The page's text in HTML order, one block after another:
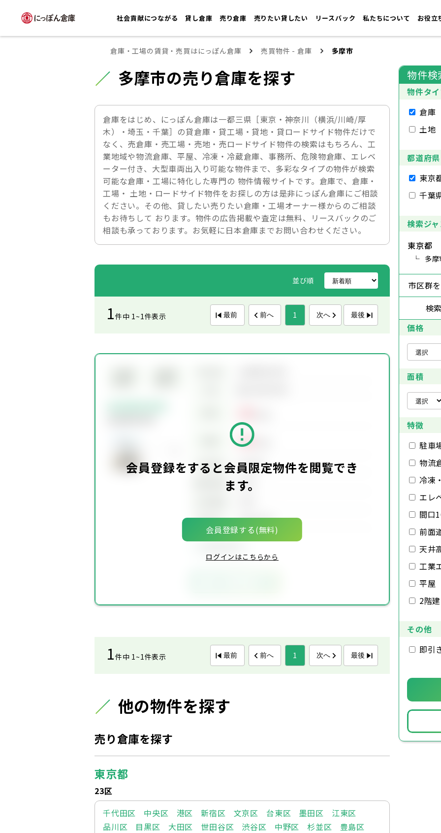
社会貢献につながる 貸し倉庫 売り倉庫 売りたい貸したい リースバック 私たちについて お役立
倉庫・工場の賃貸・売買はにっぽん倉庫 売買物件 - 倉庫 多摩市
多摩市の売り倉庫を探す
倉庫をはじめ、にっぽん倉庫は一都三県［東京・神奈川（横浜/川崎/厚
木）・埼玉・千葉］の貸倉庫・貸工場・貸地・貸ロードサイド物件だけで
なく、売倉庫・売工場・売地・売ロードサイド物件の検索はもちろん、工
業地域や物流倉庫、平屋、冷凍・冷蔵倉庫、事務所、危険物倉庫、エレベ
ーター付き、大型車両出入り可能な物件まで、多彩なタイプの物件が検索
可能な倉庫・工場に特化した専門の 物件情報サイトです。倉庫で、倉庫・
工場・ 土地・ロードサイド物件をお探しの方は是非にっぽん倉庫にご相談
ください。その他、貸したい売りたい倉庫・工場オーナー様からのご相談
もお待ちして おります。物件の広告掲載や査定は無料、リースバックのご
相談も承っております。お気軽に日本倉庫までお問い合わせください。
並び順
1件中 1~1件表示 最前 前へ 1 次へ 最後
会員登録をすると会員限定物件を閲覧でき
ます。
会員登録する(無料)
ログインはこちらから
00
坪単価
00万円
建物面積
00坪
築年月
00年00月
1件中 1~1件表示 最前 前へ 1 次へ 最後
他の物件を探す
売り倉庫を探す
東京都
23区
千代田区
中央区 港区 新宿区 文京区 台東区 墨田区
江東区
品川区
目黒区 大田区 世田谷区 渋谷区 中野区 杉並区
豊島区
物件検
物件タ
倉庫
土地
都道府県
東京
千葉
検索ジ
東京都
多
市区群
検
価格
面積
特徴
駐車
物流
冷凍
エレ
間口
前面
天井
工業
平屋
2階
その他
即引